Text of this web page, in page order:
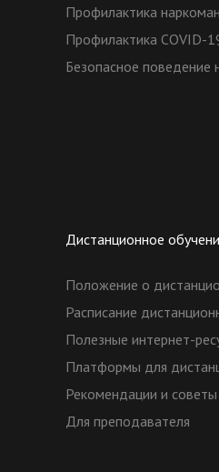
Профилактика
Профилактика COVID-
Безопасное поведение
Дистанционное
Положение о
Расписание
Полезные интернет-
Платформы для
Рекомендации и
Для преподавателя